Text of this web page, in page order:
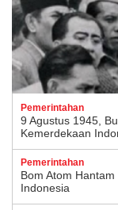
Pemerintahan
9 Agustus 1945,
Kemerdekaan
Pemerintahan
Bom Atom
Indonesia